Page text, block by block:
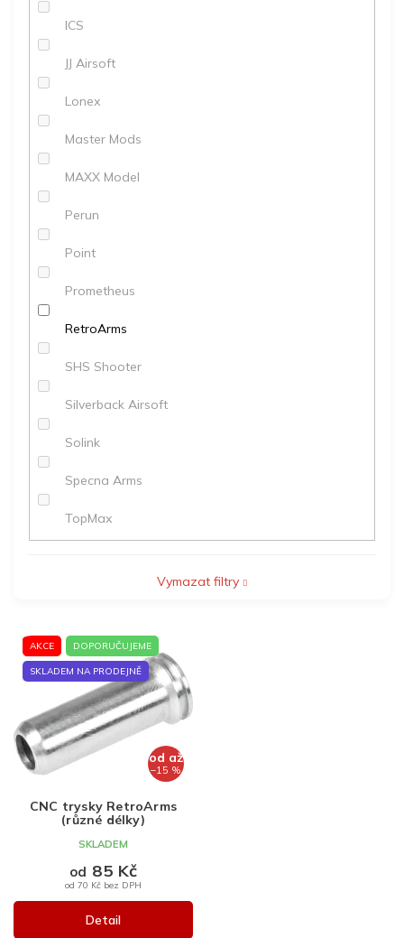
ICS
JJ Airsoft
Lonex
Master Mods
MAXX Model
Perun
Point
Prometheus
RetroArms
SHS Shooter
Silverback Airsoft
Solink
Specna Arms
TopMax
Vymazat filtry
V
p
p
r
AKCE DOPORUČUJEME
SKLADEM NA PRODEJNĚ
od až
–15 %
CNC trysky RetroArms
(různé délky)
SKLADEM
od 70 Kč bez DPH
od 85 Kč
Detail